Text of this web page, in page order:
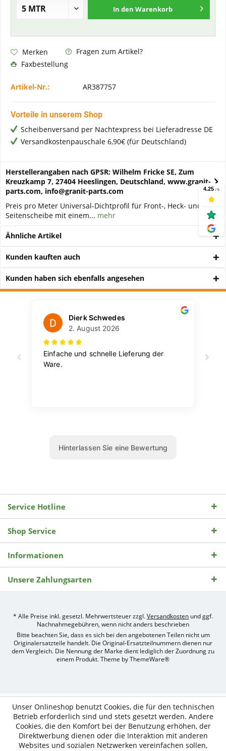
In den Warenkorb
Merken
Fragen zum Artikel?
Faxbestellung
Artikel-Nr.: AR387757
Vorteile in unserem Shop
Scheibenversand per Nachtexpress bei Lieferadresse DE
Versandkostenpauschale 6,90€ (für Deutschland)
Herstellerangaben nach GPSR: Wilhelm Fricke SE, Zum
Kreuzkamp 7, 27404 Heeslingen, Deutschland, www.granit-
parts.com, info@granit-parts.com
Preis pro Meter Universal-Dichtprofil für Front-, Heck- und
Seitenscheibe mit einem... mehr
Ähnliche Artikel
Kunden kauften auch
Kunden haben sich ebenfalls angesehen
Service Hotline
Shop Service
Informationen
Unsere Zahlungsarten
* Alle Preise inkl. gesetzl. Mehrwertsteuer zzgl.Versandkosten und ggf.
Nachnahmegebühren, wenn nicht anders beschrieben
Bitte beachten Sie, dass es sich bei den angebotenen Teilen nicht um
Originalersatzteile handelt. Die Original-Ersatzteilnummern dienen nur
dem Vergleich. Die Nennung der Marke dient lediglich der Zuordnung zu
einem Produkt. Theme byThemeWare®
Shops
durch
nitio
mediasign,
Unser Onlineshop benutzt Cookies, die für den technischen
Betrieb erforderlich sind und stets gesetzt werden. Andere
Cookies, die den Komfort bei der Benutzung erhöhen, der
Direktwerbung dienen oder die Interaktion mit anderen
Websites und sozialen Netzwerken vereinfachen sollen,